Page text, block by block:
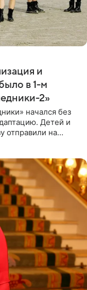
и
в 1-м
2»
начался без
Детей и
отправили на